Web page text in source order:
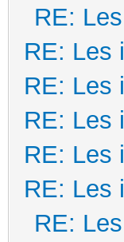
RE:
RE: Les
RE: Les
RE: Les
RE: Les
RE: Les
RE: